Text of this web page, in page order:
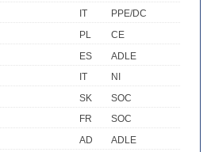
IT
PPE/DC
PL
CE
ES
ADLE
IT
NI
SK
SOC
FR
SOC
AD
ADLE